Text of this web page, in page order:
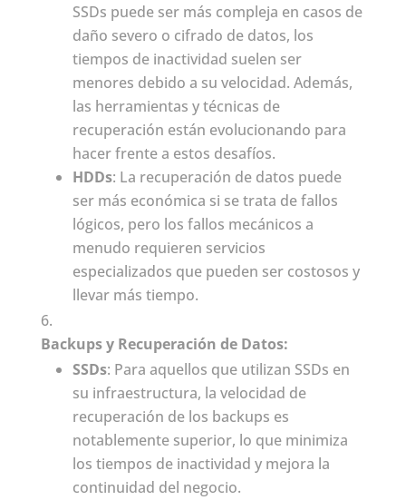
SSDs puede ser más compleja en casos de
daño severo o cifrado de datos, los
tiempos de inactividad suelen ser
menores debido a su velocidad. Además,
las herramientas y técnicas de
recuperación están evolucionando para
hacer frente a estos desafíos.
HDDs: La recuperación de datos puede
ser más económica si se trata de fallos
lógicos, pero los fallos mecánicos a
menudo requieren servicios
especializados que pueden ser costosos y
llevar más tiempo.
Backups y Recuperación de Datos:
SSDs: Para aquellos que utilizan SSDs en
su infraestructura, la velocidad de
recuperación de los backups es
notablemente superior, lo que minimiza
los tiempos de inactividad y mejora la
continuidad del negocio.